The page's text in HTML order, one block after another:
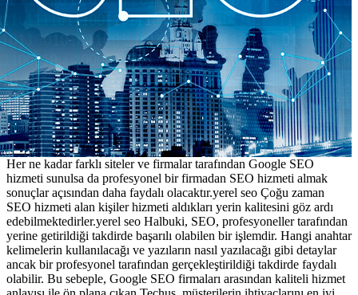
Her ne kadar farklı siteler ve firmalar tarafından Google SEO
hizmeti sunulsa da profesyonel bir firmadan SEO hizmeti almak
sonuçlar açısından daha faydalı olacaktır.yerel seo Çoğu zaman
SEO hizmeti alan kişiler hizmeti aldıkları yerin kalitesini göz ardı
edebilmektedirler.yerel seo Halbuki, SEO, profesyoneller tarafından
yerine getirildiği takdirde başarılı olabilen bir işlemdir. Hangi anahtar
kelimelerin kullanılacağı ve yazıların nasıl yazılacağı gibi detaylar
ancak bir profesyonel tarafından gerçekleştirildiği takdirde faydalı
olabilir. Bu sebeple, Google SEO firmaları arasından kaliteli hizmet